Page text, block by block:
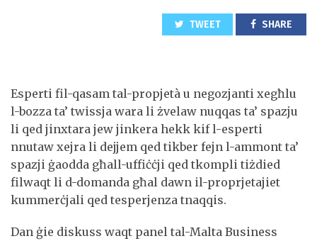
TWEET SHARE
Esperti fil-qasam tal-propjetà u negozjanti xegħlu
l-bozza ta’ twissja wara li żvelaw nuqqas ta’ spazju
li qed jinxtara jew jinkera hekk kif l-esperti
nnutaw xejra li dejjem qed tikber fejn l-ammont ta’
spazji ġaodda għall-uffiċċji qed tkompli tiżdied
filwaqt li d-domanda għal dawn il-proprjetajiet
kummerċjali qed tesperjenza tnaqqis.
Dan ġie diskuss waqt panel tal-Malta Business